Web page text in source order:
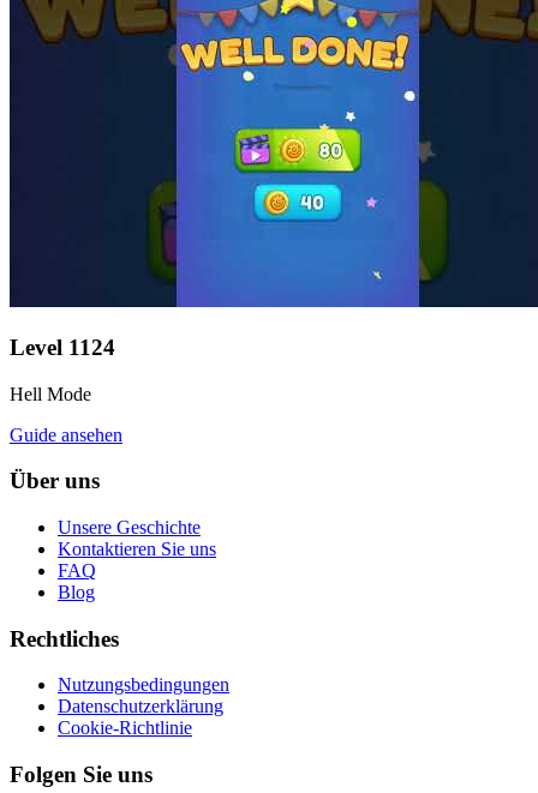
Level 1124
Hell Mode
Guide ansehen
Über uns
Unsere Geschichte
Kontaktieren Sie uns
FAQ
Blog
Rechtliches
Nutzungsbedingungen
Datenschutzerklärung
Cookie-Richtlinie
Folgen Sie uns